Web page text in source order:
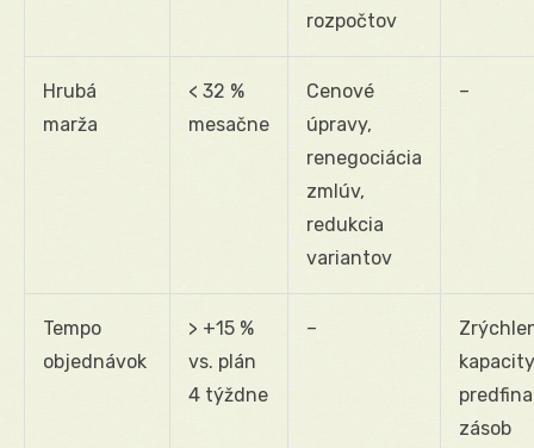
rozpočtov
Hrubá
marža
< 32 %
mesačne
Cenové
úpravy,
renegociácia
zmlúv,
redukcia
variantov
–
Tempo
objednávok
> +15 %
vs. plán
4 týždne
–
zásob